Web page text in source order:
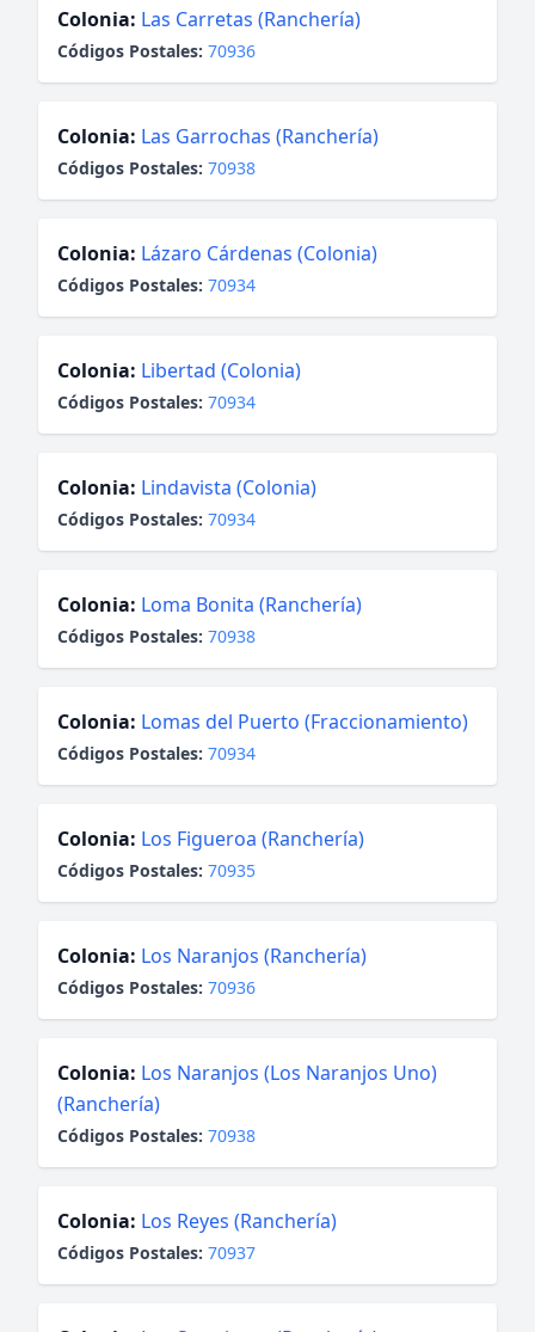
Colonia: Las Carretas (Ranchería)
Códigos Postales: 70936
Colonia: Las Garrochas (Ranchería)
Códigos Postales: 70938
Colonia: Lázaro Cárdenas (Colonia)
Códigos Postales: 70934
Colonia: Libertad (Colonia)
Códigos Postales: 70934
Colonia: Lindavista (Colonia)
Códigos Postales: 70934
Colonia: Loma Bonita (Ranchería)
Códigos Postales: 70938
Colonia: Lomas del Puerto (Fraccionamiento)
Códigos Postales: 70934
Colonia: Los Figueroa (Ranchería)
Códigos Postales: 70935
Colonia: Los Naranjos (Ranchería)
Códigos Postales: 70936
Colonia: Los Naranjos (Los Naranjos Uno)
(Ranchería)
Códigos Postales: 70938
Colonia: Los Reyes (Ranchería)
Códigos Postales: 70937